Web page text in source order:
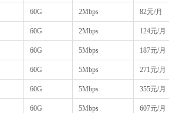
60G 2Mbps 82元/月
60G 2Mbps 124元/月
60G 5Mbps 187元/月
60G 5Mbps 271元/月
60G 5Mbps 355元/月
60G 5Mbps 607元/月